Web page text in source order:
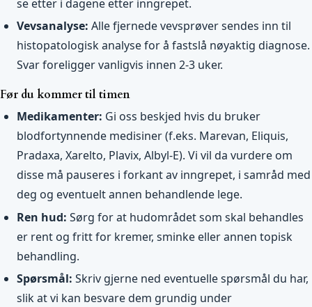
se etter i dagene etter inngrepet.
Vevsanalyse: Alle fjernede vevsprøver sendes inn til
histopatologisk analyse for å fastslå nøyaktig diagnose.
Svar foreligger vanligvis innen 2-3 uker.
Før du kommer til timen
Medikamenter: Gi oss beskjed hvis du bruker
blodfortynnende medisiner (f.eks. Marevan, Eliquis,
Pradaxa, Xarelto, Plavix, Albyl-E). Vi vil da vurdere om
disse må pauseres i forkant av inngrepet, i samråd med
deg og eventuelt annen behandlende lege.
Ren hud: Sørg for at hudområdet som skal behandles
er rent og fritt for kremer, sminke eller annen topisk
behandling.
Spørsmål: Skriv gjerne ned eventuelle spørsmål du har,
slik at vi kan besvare dem grundig under